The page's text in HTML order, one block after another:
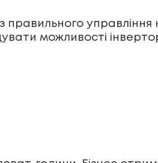
правильного
можливості